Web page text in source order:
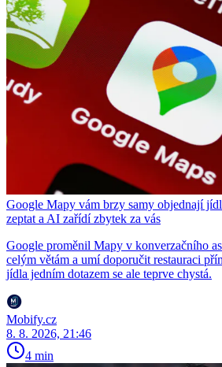
Google Mapy vám brzy samy objednají
zeptat a AI zařídí zbytek za vás
Google proměnil Mapy v konverzačního
celým větám a umí doporučit restauraci
jídla jedním dotazem se ale teprve chystá.
Mobify.cz
8. 8. 2026, 21:46
4 min